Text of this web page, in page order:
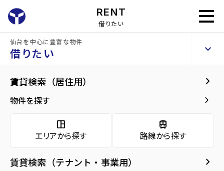
RENT
借りたい
仙台を中心に豊富な物件
借りたい keyboard_arrow_up
賃貸検索（居住用） keyboard_arrow_right
物件を探す keyboard_arrow_right
space_dashboard
エリアから探す
train
路線から探す
賃貸検索（テナント・事業用） keyboard_arrow_right
賃貸マンション GRANDIA卸町
建物概要
現在募集中の物件arrow_forward
arrow_forward
地図・周辺環境 arrow_forward
GRANDIA卸町 8階
管理費・共益費